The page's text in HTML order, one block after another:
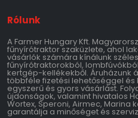
Rólunk
A Farmer Hungary Kft.
fűnyírótraktor szaküzlete, ahol
vásárlók számára kínálunk
fűnyírótraktorokból,
kertgép-kellékekből. Áruházunk
többféle fizetési lehetőséggel
egyszerű és gyors vásárlást.
újdonságok, valamint hivatalos
Wortex, Speroni, Airmec, Marina
garantálja a minőséget és